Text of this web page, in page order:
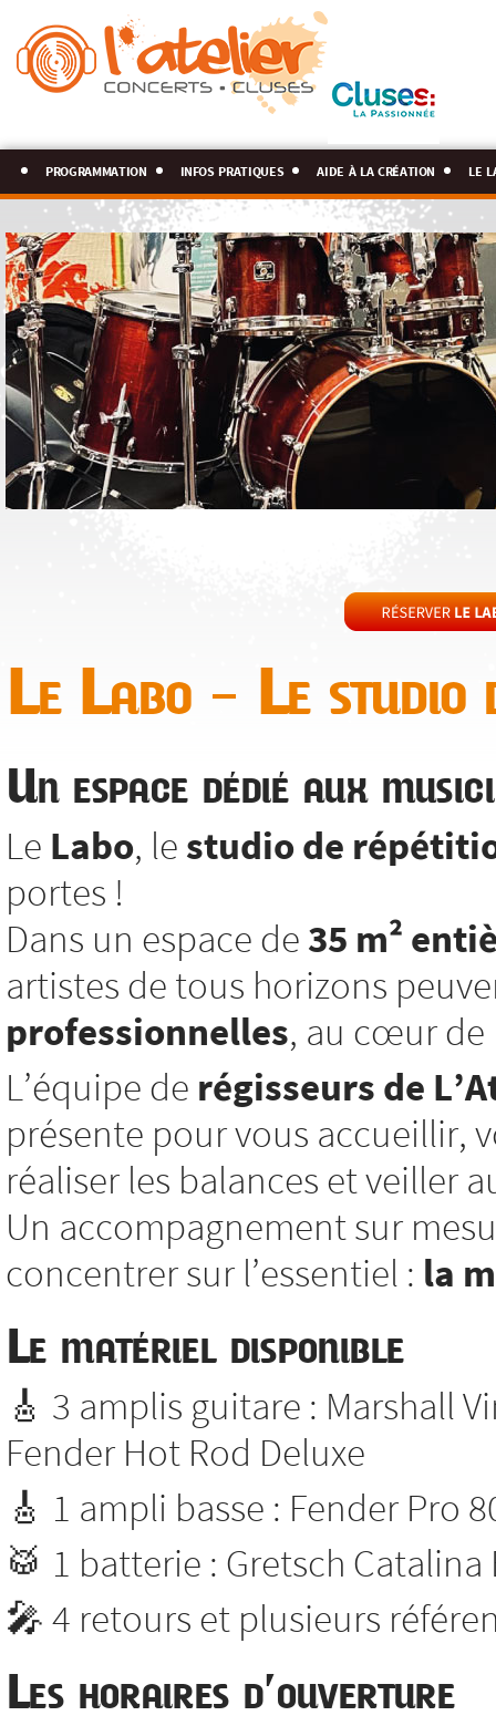
programmation infos pratiques aide à la création le
Le Labo – Le studio
Un espace dédié aux
Le Labo, le studio de
portes !
Dans un espace de 35 m²
artistes de tous horizons
professionnelles, au cœur de
L’équipe de régisseurs de
présente pour vous accueillir,
réaliser les balances et veiller
Un accompagnement sur
concentrer sur l’essentiel : la
Le matériel disponible
🎸 3 amplis guitare : Marshall
Fender Hot Rod Deluxe
🎸 1 ampli basse : Fender Pro
🥁 1 batterie : Gretsch Catalina
🎤 4 retours et plusieurs
Les horaires d’ouverture